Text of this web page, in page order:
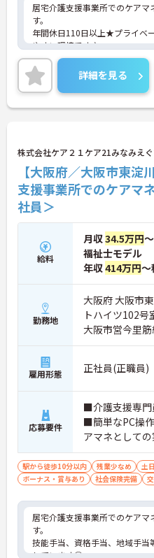
居宅介護支援事業所でのケアマ
す。
年間休日110日以上★プライベ
やすい環境です♪
ご興味のある方には、面接対策
に詳細をお話しいたしますので
さい！
詳細を見る
株式会社ケア２１ケア21みなみえぐ
【大阪府／大阪市東
支援事業所でのケアマ
社員＞
給料
月収34.5万円
福祉士モデル
年収414万円～
勤務地
大阪府 大阪市
トハイツ102号
大阪市営今里
雇用形態 正社員(正職員)
応募要件
■介護支援専門
■簡単なPC操
アマネとして
駅から徒歩10分以内 残業少なめ 土
ボーナス・賞与あり
社会保険完備
居宅介護支援事業所でのケアマ
す。
技能手当、資格手当、地域手当
しています◎